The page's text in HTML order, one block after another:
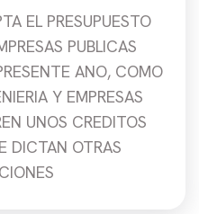
EL PRESUPUESTO
PUBLICAS
ANO, COMO
Y EMPRESAS
UNOS CREDITOS
DICTAN OTRAS